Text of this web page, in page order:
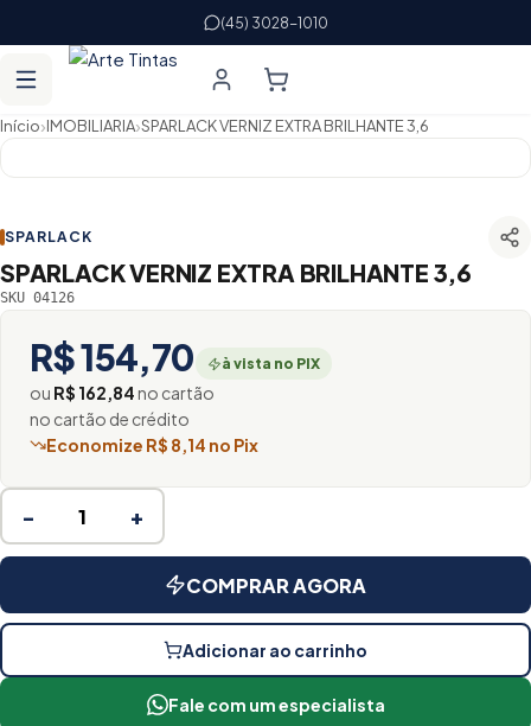
(45) 3028-1010
Início›IMOBILIARIA›SPARLACK VERNIZ EXTRA BRILHANTE 3,6
SPARLACK
SPARLACK VERNIZ EXTRA BRILHANTE 3,6
SKU 04126
R$ 154,70 à vista no PIX
ou R$ 162,84no cartão
no cartão de crédito
Economize R$ 8,14 no Pix
− +
COMPRAR AGORA
Adicionar ao carrinho
Fale com um especialista